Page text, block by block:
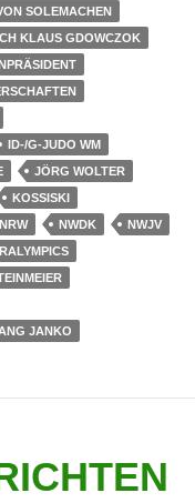
SOLEMACHEN
KLAUS GDOWCZOK
ID-/G-JUDO WM
JÖRG WOLTER
KOSSISKI
NRW NWDK
NWJV
JANKO